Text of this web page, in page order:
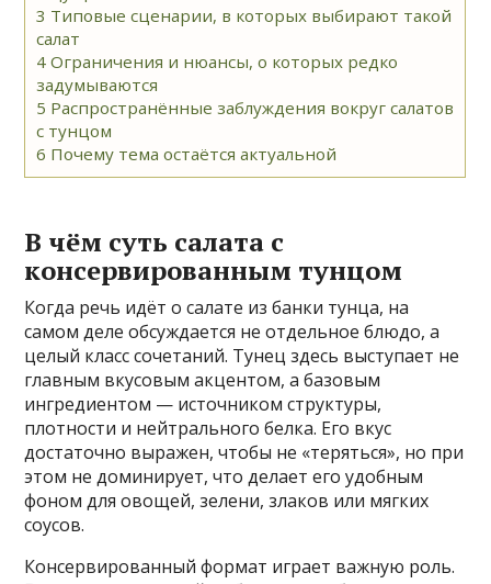
3 Типовые сценарии, в которых выбирают такой
салат
4 Ограничения и нюансы, о которых редко
задумываются
5 Распространённые заблуждения вокруг салатов
с тунцом
6 Почему тема остаётся актуальной
В чём суть салата с
консервированным тунцом
Когда речь идёт о салате из банки тунца, на
самом деле обсуждается не отдельное блюдо, а
целый класс сочетаний. Тунец здесь выступает не
главным вкусовым акцентом, а базовым
ингредиентом — источником структуры,
плотности и нейтрального белка. Его вкус
достаточно выражен, чтобы не «теряться», но при
этом не доминирует, что делает его удобным
фоном для овощей, зелени, злаков или мягких
соусов.
Консервированный формат играет важную роль.